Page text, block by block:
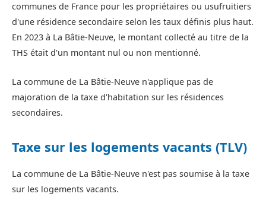
communes de France pour les propriétaires ou usufruitiers
d'une résidence secondaire selon les taux définis plus haut.
En 2023 à La Bâtie-Neuve, le montant collecté au titre de la
THS était d'un montant nul ou non mentionné.
La commune de La Bâtie-Neuve n'applique pas de
majoration de la taxe d'habitation sur les résidences
secondaires.
Taxe sur les logements vacants (TLV)
La commune de La Bâtie-Neuve n'est pas soumise à la taxe
sur les logements vacants.